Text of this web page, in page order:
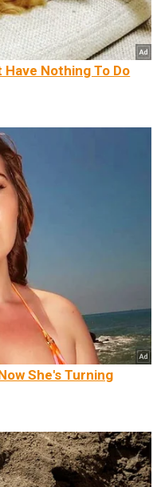
Nothing To Do
She's Turning